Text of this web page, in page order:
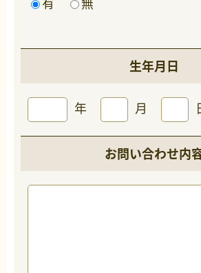
生年月日
年 月
お問い合わせ内